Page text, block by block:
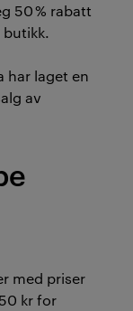
50 % rabatt
butikk.
har laget en
av
med priser
kr for